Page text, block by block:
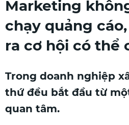
Marketing
chạy quảng
ra cơ hội có thể
Trong doanh nghiệp
thứ đều bắt đầu từ
quan tâm.